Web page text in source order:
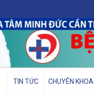
TIN TỨC CHUYÊN KHOA